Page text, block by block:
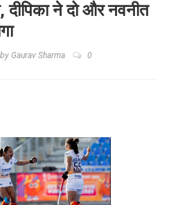
दीपिका ने दो और नवनीत
by Gaurav Sharma 0